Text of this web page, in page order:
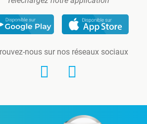
nous sur nos réseaux sociaux